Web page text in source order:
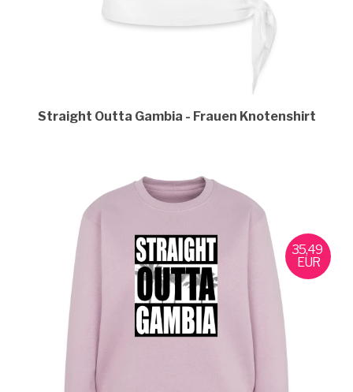
Straight Outta Gambia Frauen Knotenshirt
35,49
EUR